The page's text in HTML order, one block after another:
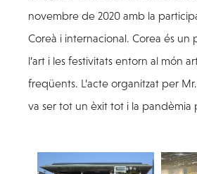
novembre de 2020 amb la
Coreà i internacional. Corea és un
l’art i les festivitats entorn al món
freqüents. L’acte organitzat per
va ser tot un èxit tot i la pandèmia